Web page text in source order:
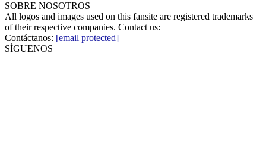
SOBRE NOSOTROS
All logos and images used on this fansite are registered trademarks
of their respective companies. Contact us:
Contáctanos: [email protected]
SÍGUENOS